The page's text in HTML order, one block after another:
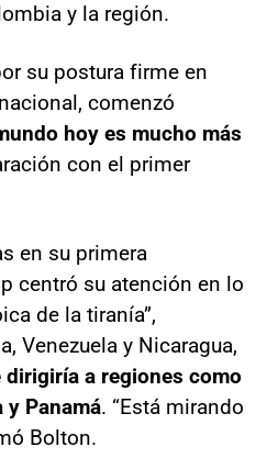
y la región.
su postura firme en
comenzó
hoy es mucho más
con el primer
en su primera
centró su atención en lo
de la tiranía”,
Venezuela y Nicaragua,
a regiones como
y Panamá. “Está mirando
Bolton.